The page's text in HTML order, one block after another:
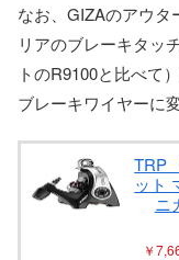
なお、GIZAのアウタ
リアのブレーキタッ
トのR9100と比べて
ブレーキワイヤーに
TRP
ット
ニ
￥